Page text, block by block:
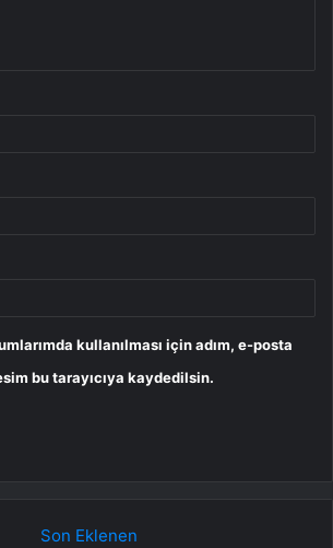
kullanılması için adım, e-posta
bu tarayıcıya kaydedilsin.
Son Eklenen